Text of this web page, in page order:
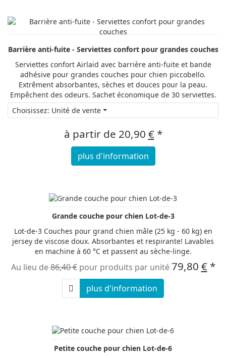
Barrière anti-fuite - Serviettes confort pour grandes couches
Serviettes confort Airlaid avec barrière anti-fuite et bande
adhésive pour grandes couches pour chien piccobello.
Extrêment absorbantes, sèches et douces pour la peau.
Empêchent des odeurs. Sachet économique de 30 serviettes.
Choisissez: Unité de vente
à partir de 20,90 €*
plus d'information
Grande couche pour chien Lot-de-3
Lot-de-3 Couches pour grand chien mâle (25 kg - 60 kg) en
jersey de viscose doux. Absorbantes et respirante! Lavables
en machine à 60 °C et passent au sèche-linge.
Au lieu de86,40 €pour produits par unité 79,80 €*
plus d'information
Petite couche pour chien Lot-de-6